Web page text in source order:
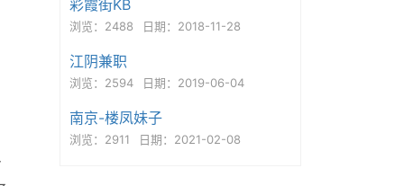
彩霞街KB
浏览：2488 日期：2018-11-28
江阴兼职
浏览：2594 日期：2019-06-04
南京-楼凤妹子
浏览：2911 日期：2021-02-08